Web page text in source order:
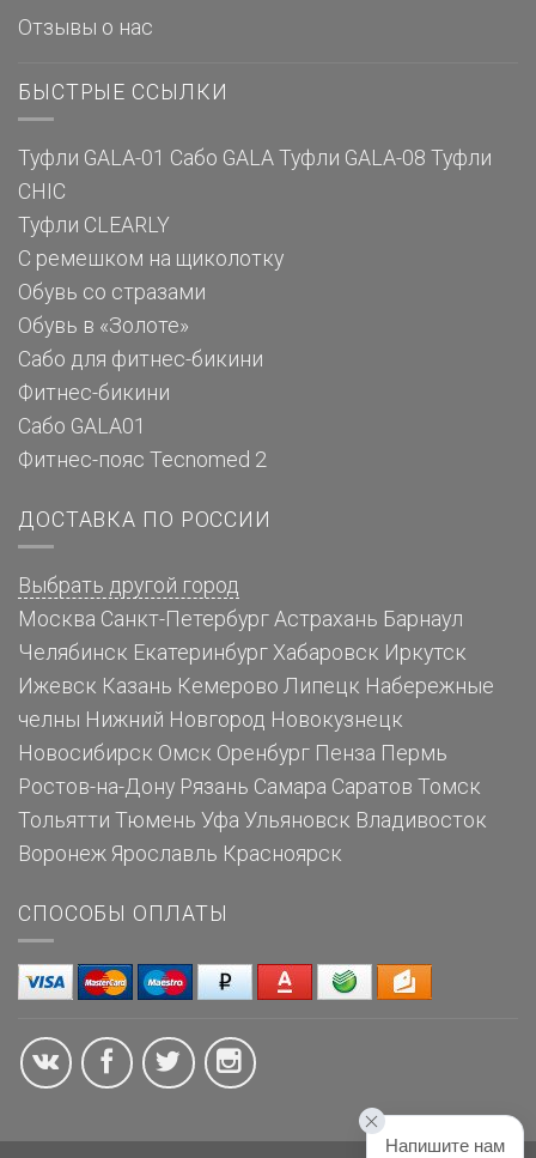
Отзывы о нас
БЫСТРЫЕ ССЫЛКИ
Туфли GALA-01 Сабо GALA Туфли GALA-08 Туфли
CHIC
Туфли CLEARLY
С ремешком на щиколотку
Обувь со стразами
Обувь в «Золоте»
Сабо для фитнес-бикини
Фитнес-бикини
Сабо GALA01
Фитнес-пояс Tecnomed 2
ДОСТАВКА ПО РОССИИ
Выбрать другой город
Москва Санкт-Петербург Астрахань Барнаул
Челябинск Екатеринбург Хабаровск Иркутск
Ижевск Казань Кемерово Липецк Набережные
челны Нижний Новгород Новокузнецк
Новосибирск Омск Оренбург Пенза Пермь
Ростов-на-Дону Рязань Самара Саратов Томск
Тольятти Тюмень Уфа Ульяновск Владивосток
Воронеж Ярославль Красноярск
СПОСОБЫ ОПЛАТЫ
Напишите нам